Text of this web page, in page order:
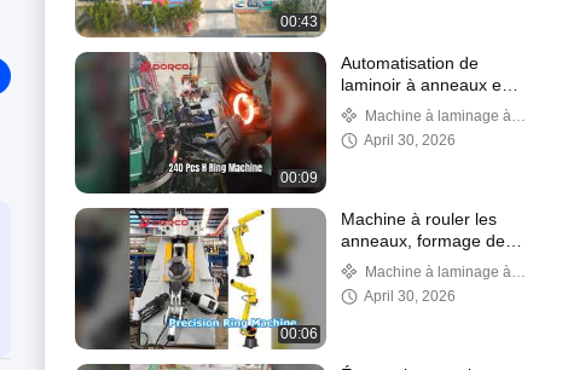
00:43
00:09
Automatisation de
laminoir à anneaux en
H, 240 pièces
Machine à laminage à
anneaux
April 30, 2026
00:06
Machine à rouler les
anneaux, formage de
précision des métaux
Machine à laminage à
anneaux
April 30, 2026